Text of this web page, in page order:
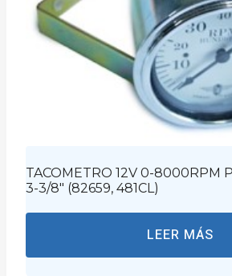
TACOMETRO 12V 0-8000RPM
3-3/8″ (82659, 481CL)
LEER MÁS